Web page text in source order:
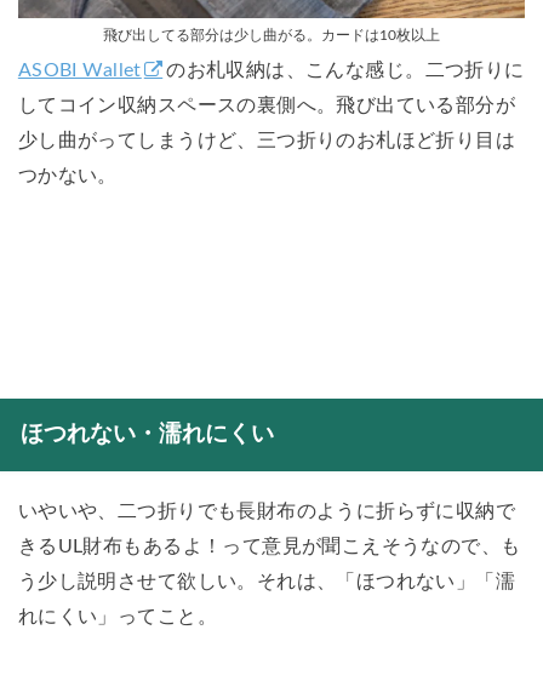
飛び出してる部分は少し曲がる。カードは10枚以上
ASOBI Wallet
のお札収納は、こんな感じ。二つ折りに
してコイン収納スペースの裏側へ。飛び出ている部分が
少し曲がってしまうけど、三つ折りのお札ほど折り目は
つかない。
ほつれない・濡れにくい
いやいや、二つ折りでも長財布のように折らずに収納で
きるUL財布もあるよ！って意見が聞こえそうなので、も
う少し説明させて欲しい。それは、「ほつれない」「濡
れにくい」ってこと。